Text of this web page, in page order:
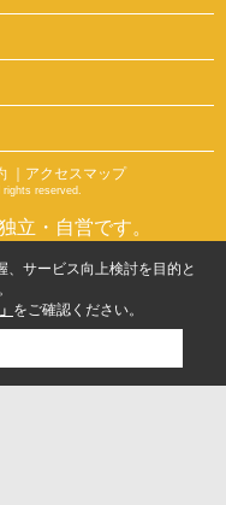
｜アクセスマップ
reserved.
立・自営です。
サービス向上検討を目的と
をご確認ください。